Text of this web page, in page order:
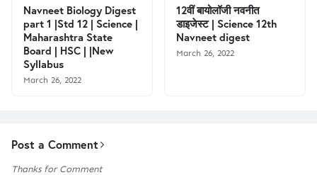
Navneet Biology Digest
part 1 |Std 12 | Science |
Maharashtra State
Board | HSC | |New
Syllabus
March 26, 2022
12वीं बायोलॉजी नवनीत
डाइजेस्ट | Science 12th
Navneet digest
March 26, 2022
Post a Comment
Thanks for Comment